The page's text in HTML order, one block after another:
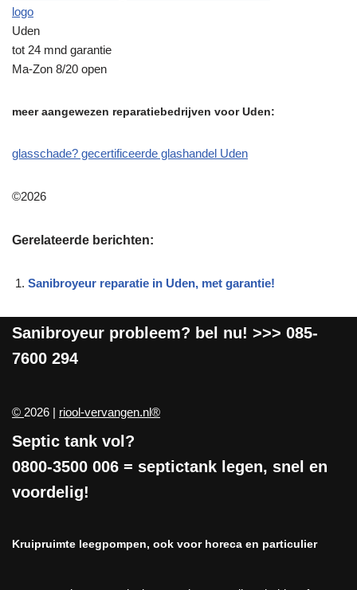
logo
Uden
tot 24 mnd garantie
Ma-Zon 8/20 open
meer aangewezen reparatiebedrijven voor Uden:
glasschade? gecertificeerde glashandel Uden
©2026
Gerelateerde berichten:
Sanibroyeur reparatie in Uden, met garantie!
Sanibroyeur probleem? bel nu! >>> 085-
7600 294
© 2026 | riool-vervangen.nl®
Septic tank vol?
0800-3500 006 = septictank legen, snel en
voordelig!
Kruipruimte leegpompen, ook voor horeca en particulier